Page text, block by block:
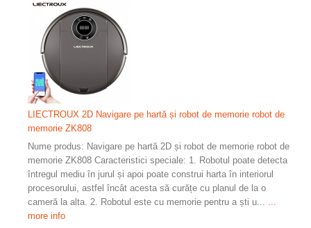
LIECTROUX 2D Navigare pe hartă și robot de memorie robot de
memorie ZK808
Nume produs: Navigare pe hartă 2D și robot de memorie robot de
memorie ZK808 Caracteristici speciale: 1. Robotul poate detecta
întregul mediu în jurul și apoi poate construi harta în interiorul
procesorului, astfel încât acesta să curățe cu planul de la o
cameră la alta. 2. Robotul este cu memorie pentru a ști u...
more info